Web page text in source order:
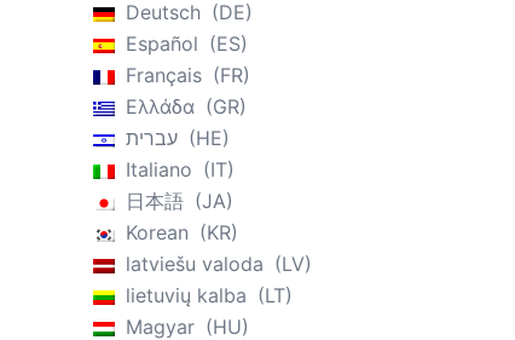
Deutsch
DE
Español
ES
Français
FR
Ελλάδα
GR
עברית
HE
Italiano
IT
日本語
JA
Korean
KR
latviešu valoda
LV
lietuvių kalba
LT
Magyar
HU